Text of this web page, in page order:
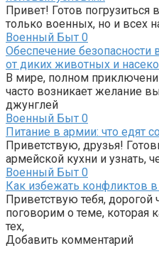
Привет! Готов погрузиться
только военных, но и всех
Военный Быт 0
Обеспечение безопасности
от диких животных и
В мире, полном
часто возникает желание
джунглей
Военный Быт 0
Питание в армии: что едят
Приветствую, друзья!
армейской кухни и узнать,
Военный Быт 0
Как избежать конфликтов
Приветствую тебя, дорогой
поговорим о теме, которая
тех,
Добавить комментарий